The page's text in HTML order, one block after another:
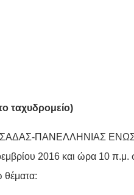
ταχυδρομείο)
ΣΑΔΑΣ-ΠΑΝΕΛΛΗΝΙΑΣ
2016 και ώρα 10 π.μ.
θέματα: